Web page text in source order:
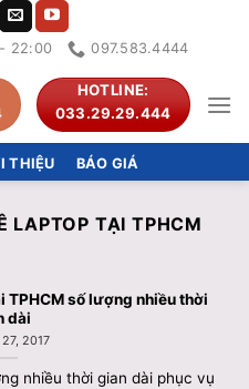
22:00 097.583.4444
HOTLINE:
033.29.29.444
THIỆU BÁO GIÁ
LAPTOP TẠI TPHCM
TPHCM số lượng nhiều thời
dài
2017
nhiều thời gian dài phục vụ